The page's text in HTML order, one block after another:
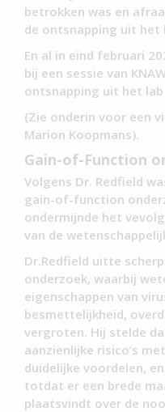
betrokken was en
de ontsnapping uit het
En al in eind februari
bij een sessie van
ontsnapping uit het lab
(Zie onderin voor een
Marion Koopmans).
Gain-of-Function
Volgens Dr. Redfield
gain-of-function
ondermijnde het
van de
Dr.Redfield uitte
onderzoek, waarbij
eigenschappen van
besmettelijkheid,
vergroten. Hij stelde
aanzienlijke risico’s
duidelijke voordelen,
totdat er een brede
plaatsvindt over de